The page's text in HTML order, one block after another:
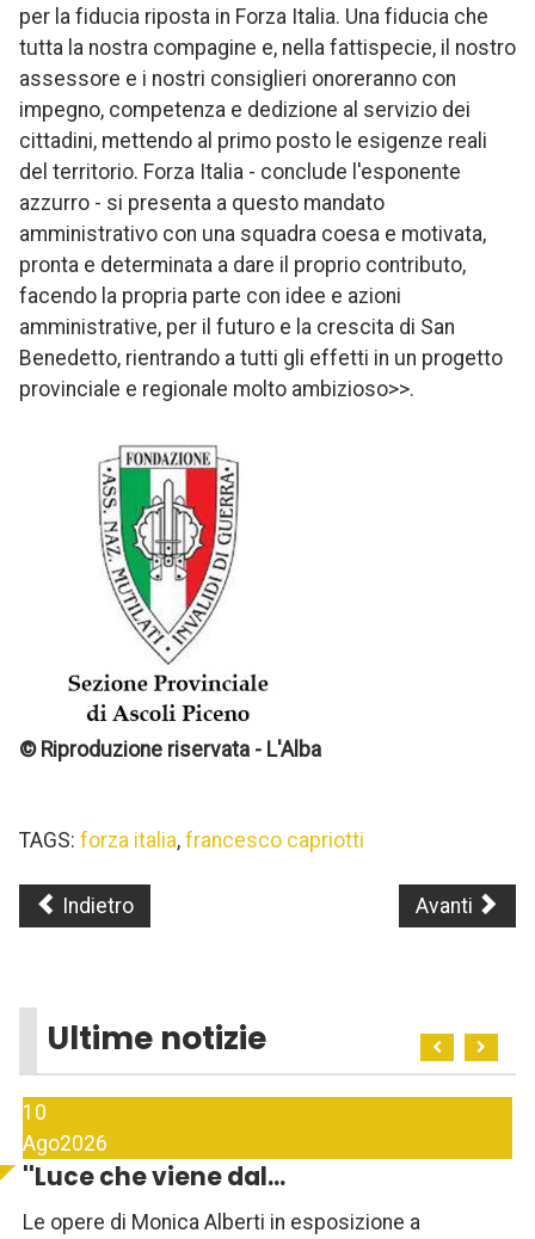
per la fiducia riposta in Forza Italia. Una fiducia che
tutta la nostra compagine e, nella fattispecie, il nostro
assessore e i nostri consiglieri onoreranno con
impegno, competenza e dedizione al servizio dei
cittadini, mettendo al primo posto le esigenze reali
del territorio. Forza Italia - conclude l'esponente
azzurro - si presenta a questo mandato
amministrativo con una squadra coesa e motivata,
pronta e determinata a dare il proprio contributo,
facendo la propria parte con idee e azioni
amministrative, per il futuro e la crescita di San
Benedetto, rientrando a tutti gli effetti in un progetto
provinciale e regionale molto ambizioso>>.
© Riproduzione riservata - L'Alba
TAGS: forza italia, francesco capriotti
Indietro Avanti
Ultime notizie
10
Ago2026
''Luce che viene dal...
Le opere di Monica Alberti in esposizione a